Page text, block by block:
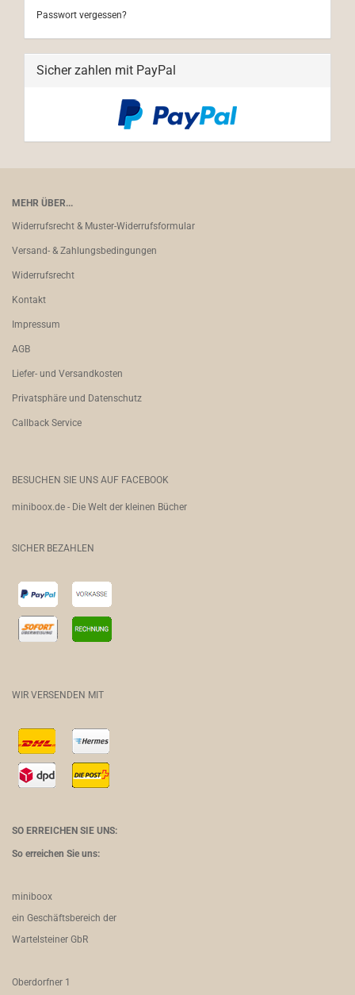
Passwort vergessen?
Sicher zahlen mit PayPal
MEHR ÜBER...
Widerrufsrecht & Muster-Widerrufsformular
Versand- & Zahlungsbedingungen
Widerrufsrecht
Kontakt
Impressum
AGB
Liefer- und Versandkosten
Privatsphäre und Datenschutz
Callback Service
BESUCHEN SIE UNS AUF FACEBOOK
miniboox.de - Die Welt der kleinen Bücher
SICHER BEZAHLEN
WIR VERSENDEN MIT
SO ERREICHEN SIE UNS:
So erreichen Sie uns:
miniboox
ein Geschäftsbereich der
Wartelsteiner GbR
Oberdorfner 1